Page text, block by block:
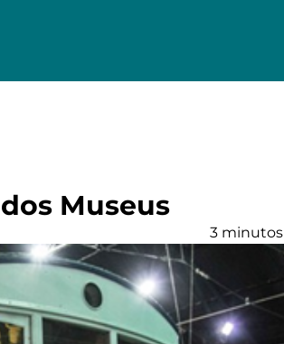
Museus
3 minutos